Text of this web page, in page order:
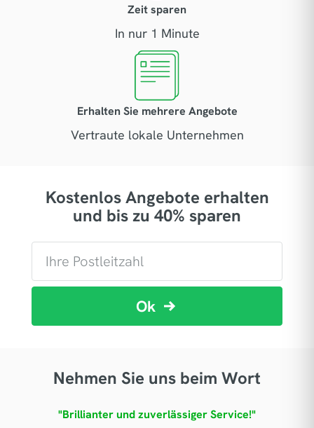
Zeit sparen
In nur 1 Minute
Erhalten Sie mehrere Angebote
Vertraute lokale Unternehmen
Kostenlos Angebote erhalten
und bis zu 40% sparen
Ok
Nehmen Sie uns beim Wort
"Brillianter und zuverlässiger Service!"